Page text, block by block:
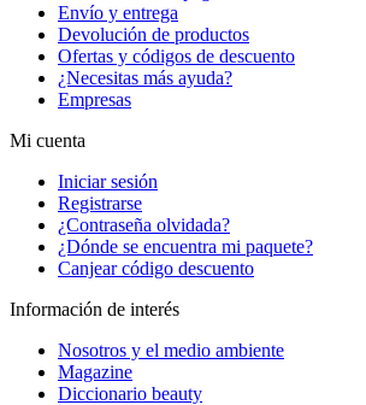
Envío y entrega
Devolución de productos
Ofertas y códigos de descuento
¿Necesitas más ayuda?
Empresas
Mi cuenta
Iniciar sesión
Registrarse
¿Contraseña olvidada?
¿Dónde se encuentra mi paquete?
Canjear código descuento
Información de interés
Nosotros y el medio ambiente
Magazine
Diccionario beauty